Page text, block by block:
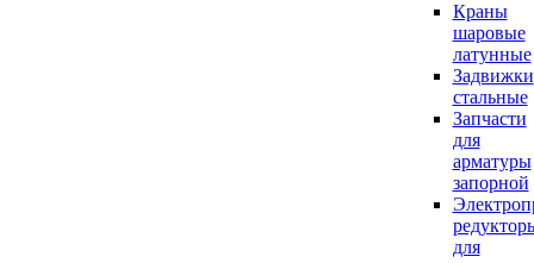
Краны
шаровые
латунные
Задвижки
стальные
Запчасти
для
арматуры
запорной
для